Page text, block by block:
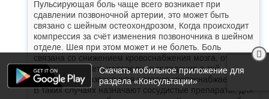
Пульсирующая боль чаще всего возникает при
сдавлении позвоночной артерии, это может быть
связано с шейным остеохондрозом, Когда происходит
компрессия за счёт изменения позвоночника в шейном
отделе. Шея при этом может и не болеть. Боль
связана со снижением кровоснабжения мозга, от чего
мозг испытывает кислородное голодание в той
области, где позвоночная артерия кровоснабжает мозг.
В таких случаях назначают сосудистые препараты, для
Скачать мобильное приложение для
раздела «Консультации»